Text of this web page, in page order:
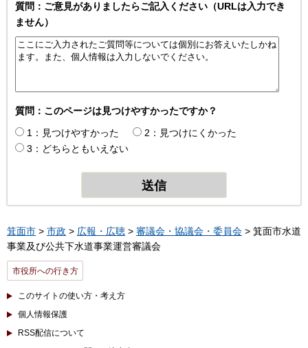
質問：ご意見がありましたらご記入ください（URLは入力でき
ません）
質問：このページは見つけやすかったですか？
1：見つけやすかった
2：見つけにくかった
3：どちらともいえない
箕面市 > 市政 > 広報・広聴 > 審議会・協議会・委員会 > 箕面市水道
事業及び公共下水道事業運営審議会
市役所への行き方
このサイトの使い方・考え方
個人情報保護
RSS配信について